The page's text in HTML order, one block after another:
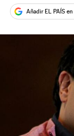
Añadir EL PAÍS